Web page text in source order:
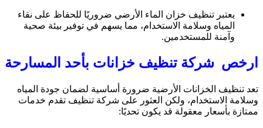
يعتبر تنظيف خزان الماء الأرضي ضروريًا للحفاظ على نقاء
المياه وسلامة الاستخدام، مما يسهم في توفير بيئة صحية
وآمنة للمستخدمين.
ارخص شركة تنظيف خزانات بأحد المسارحة
تعد تنظيف الخزانات الأرضية ضرورة أساسية لضمان جودة المياه
وسلامة الاستخدام، ولكن العثور على شركة تنظيف تقدم خدمات
ممتازة بأسعار معقولة قد يكون تحديًا: